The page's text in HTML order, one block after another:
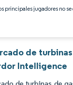
principales jugadores no
de
Intelligence